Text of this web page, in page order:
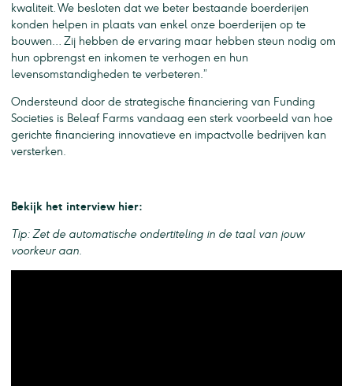
kwaliteit. We besloten dat we beter bestaande boerderijen
konden helpen in plaats van enkel onze boerderijen op te
bouwen… Zij hebben de ervaring maar hebben steun nodig om
hun opbrengst en inkomen te verhogen en hun
levensomstandigheden te verbeteren.”
Ondersteund door de strategische financiering van Funding
Societies is Beleaf Farms vandaag een sterk voorbeeld van hoe
gerichte financiering innovatieve en impactvolle bedrijven kan
versterken.
Bekijk het interview hier:
Tip: Zet de automatische ondertiteling in de taal van jouw
voorkeur aan.